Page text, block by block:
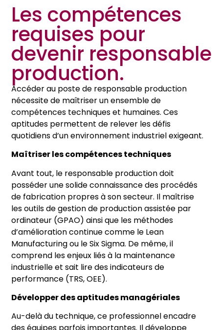
Les compétences
requises pour
devenir responsable
production.
Accéder au poste de responsable production
nécessite de maîtriser un ensemble de
compétences techniques et humaines. Ces
aptitudes permettent de relever les défis
quotidiens d’un environnement industriel exigeant.
Maîtriser les compétences techniques
Avant tout, le responsable production doit
posséder une solide connaissance des procédés
de fabrication propres à son secteur. Il maîtrise
les outils de gestion de production assistée par
ordinateur (GPAO) ainsi que les méthodes
d’amélioration continue comme le Lean
Manufacturing ou le Six Sigma. De même, il
comprend les enjeux liés à la maintenance
industrielle et sait lire des indicateurs de
performance (TRS, OEE).
Développer des aptitudes managériales
Au-delà du technique, ce professionnel encadre